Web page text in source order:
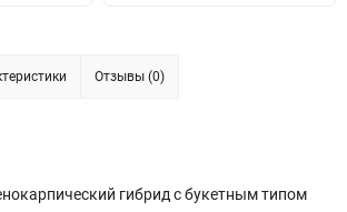
Отзывы (0)
гибрид с букетным типом